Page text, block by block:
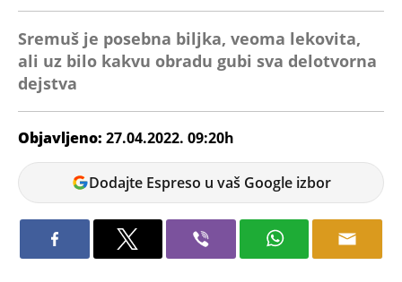
Sremuš je posebna biljka, veoma lekovita,
ali uz bilo kakvu obradu gubi sva delotvorna
dejstva
Objavljeno: 27.04.2022. 09:20h
Ana
Petrović
Dodajte Espreso u vaš Google izbor